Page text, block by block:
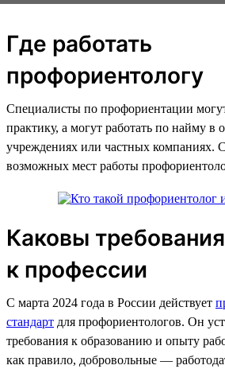
Где работать
профориентологу
Специалисты по профориентации
практику, а могут работать по найму в
учреждениях или частных компаниях.
возможных мест работы
Каковы требования
к профессии
С марта 2024 года в России действует
стандарт для профориентологов. Он
требования к образованию и опыту
как правило, добровольные —